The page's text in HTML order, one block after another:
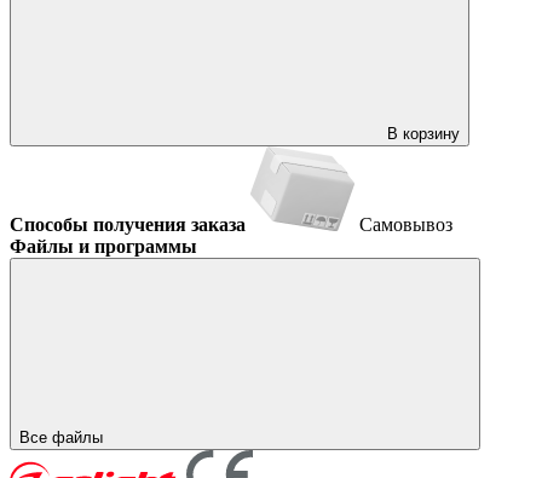
В корзину
Способы получения заказа
Самовывоз
Файлы и программы
Все файлы